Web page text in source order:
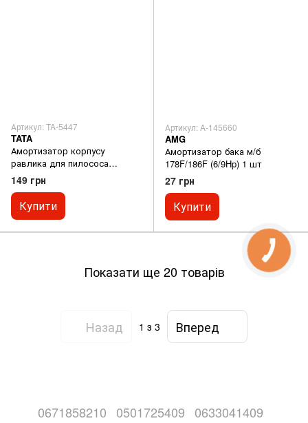
Артикул: TA-5447
TATA
Амортизатор корпусу
равлика для пилососа
садового індійська збірка
149 грн
Купити
Артикул: A-145660
AMG
Амортизатор бака м/б
178F/186F (6/9Hp) 1 шт
27 грн
Купити
Показати ще 20 товарів
Назад 1 з 3 Вперед
0671858210 0501725409 0633041409